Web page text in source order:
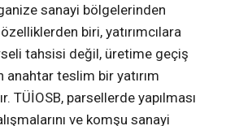
sanayi bölgelerinden
biri, yatırımcılara
tahsisi değil, üretime geçiş
anahtar teslim bir yatırım
TÜİOSB, parsellerde yapılması
ve komşu sanayi